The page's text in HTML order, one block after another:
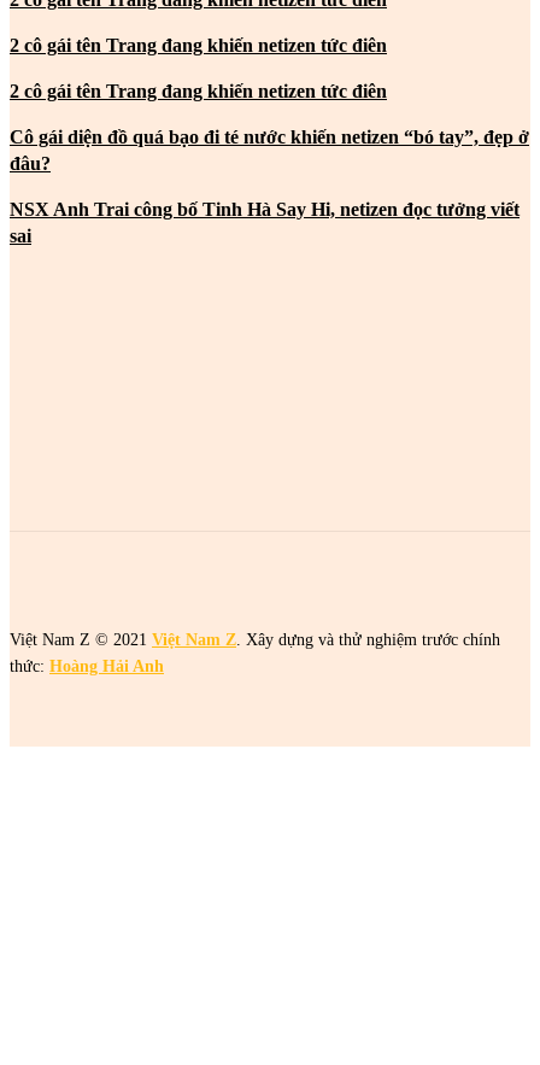
2 cô gái tên Trang đang khiến netizen tức điên
2 cô gái tên Trang đang khiến netizen tức điên
Cô gái diện đồ quá bạo đi té nước khiến netizen “bó tay”, đẹp ở
đâu?
NSX Anh Trai công bố Tinh Hà Say Hi, netizen đọc tưởng viết
sai
Việt Nam Z © 2021 Việt Nam Z . Xây dựng và thử nghiệm trước chính
thức: Hoàng Hải Anh